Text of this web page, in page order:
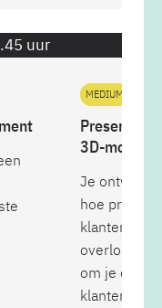
uur
MEDIUM
3D-model
Je ontwerp
hoe
klanten? In
overlopen
om je
klanten.